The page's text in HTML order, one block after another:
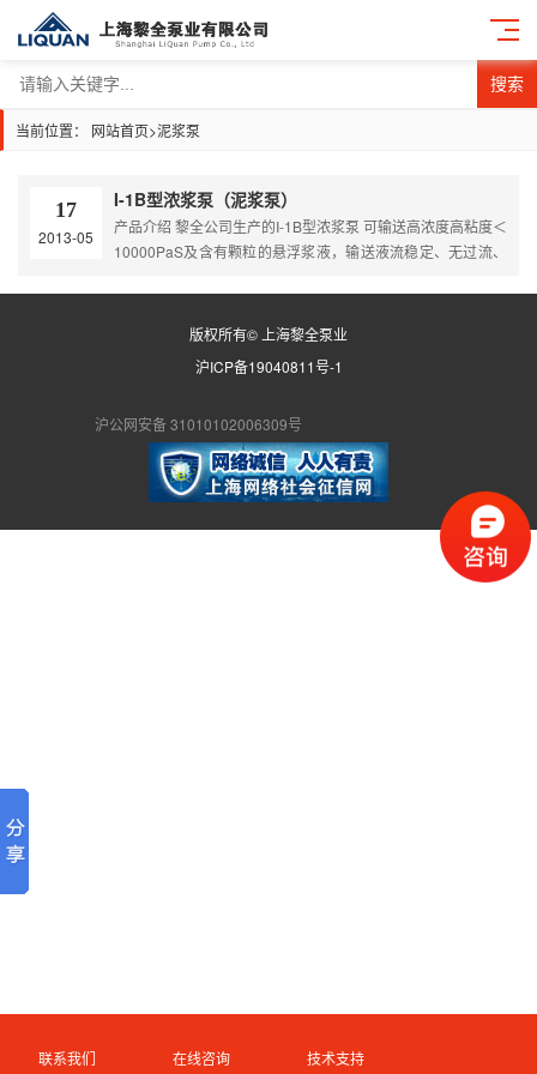
搜索
当前位置： 网站首页>泥浆泵
17
2013-05
I-1B型浓浆泵（泥浆泵）
产品介绍 黎全公司生产的I-1B型浓浆泵 可输送高浓度高粘度＜
10000PaS及含有颗粒的悬浮浆液，输送液流稳定、无过流、
足各种物料的需要。 产品原理 I-1B型浓浆泵是单螺杆式容积
使浓浆液沿螺旋槽由吸入口推移至排出口，实现…
版权所有© 上海黎全泵业
沪ICP备19040811号-1
沪公网安备 31010102006309号
联系我们 在线咨询 技术支持